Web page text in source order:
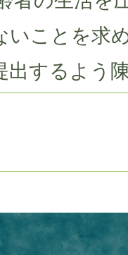
いことを求
出するよう